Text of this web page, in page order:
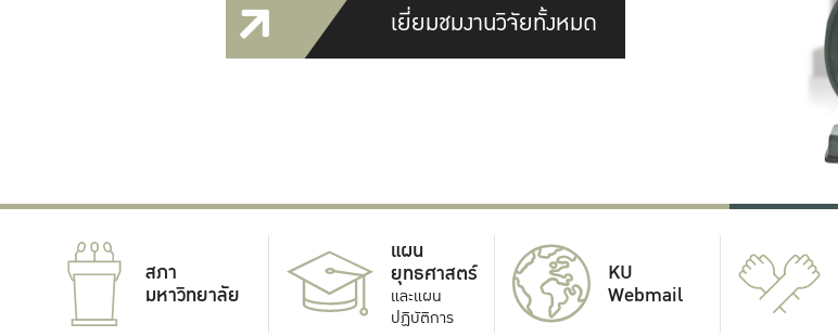
เยี่ยมชมงานวิจัยทั้งหมด
สภา
มหาวิทยาลัย
แผน
ยุทธศาสตร์
และแผน
ปฏิบัติการ
KU
Webmail